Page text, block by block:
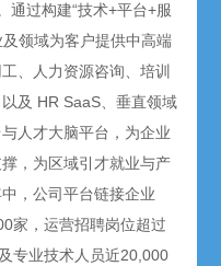
通过构建“技术+平台+服
领域为客户提供中高端
、人力资源咨询、培训
及 HR SaaS、垂直领域
人才大脑平台，为企业
，为区域引才就业与产
，公司平台链接企业
家，运营招聘岗位超过
专业技术人员近20,000